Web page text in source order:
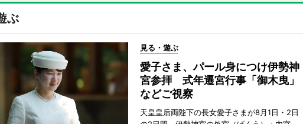
ぶ
見る・遊ぶ
愛子さま、パール身につけ伊勢神
宮参拝 式年遷宮行事「御木曳」
などご視察
天皇皇后両陛下の長女愛子さまが8月1日・2日